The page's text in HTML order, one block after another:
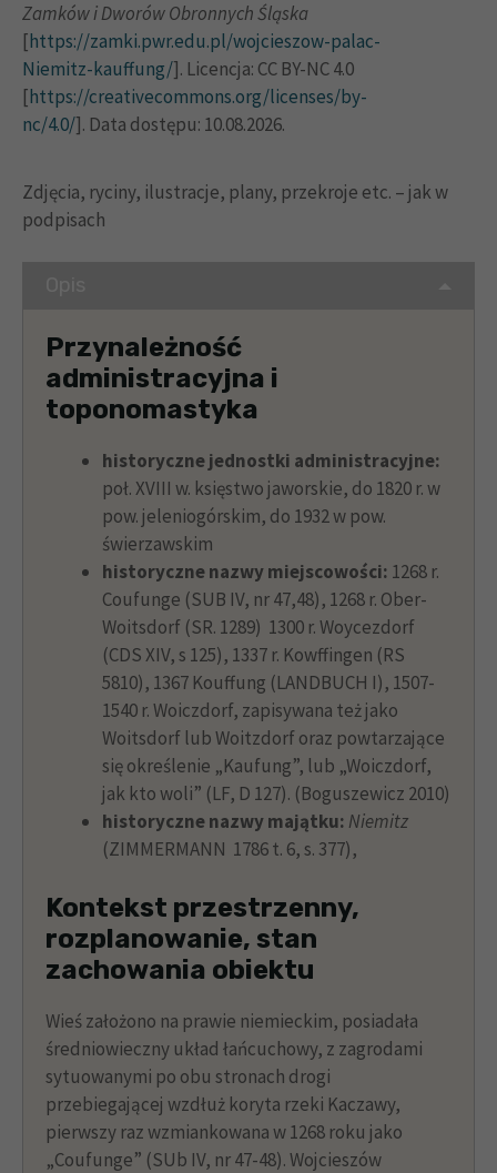
Zamków i Dworów Obronnych Śląska
[https://zamki.pwr.edu.pl/wojcieszow-palac-
Niemitz-kauffung/]. Licencja: CC BY-NC 4.0
[https://creativecommons.org/licenses/by-
nc/4.0/]. Data dostępu: 10.08.2026.
Zdjęcia, ryciny, ilustracje, plany, przekroje etc. – jak w
podpisach
Przynależność
administracyjna i
toponomastyka
historyczne jednostki administracyjne:
poł. XVIII w. księstwo jaworskie, do 1820 r. w
pow. jeleniogórskim, do 1932 w pow.
świerzawskim
historyczne nazwy miejscowości: 1268 r.
Coufunge (SUB IV, nr 47,48), 1268 r. Ober-
Woitsdorf (SR. 1289) 1300 r. Woycezdorf
(CDS XIV, s 125), 1337 r. Kowffingen (RS
5810), 1367 Kouffung (LANDBUCH I), 1507-
1540 r. Woiczdorf, zapisywana też jako
Woitsdorf lub Woitzdorf oraz powtarzające
się określenie „Kaufung”, lub „Woiczdorf,
jak kto woli” (LF, D 127). (Boguszewicz 2010)
historyczne nazwy majątku: Niemitz
(ZIMMERMANN 1786 t. 6, s. 377),
Kontekst przestrzenny,
rozplanowanie, stan
zachowania obiektu
Wieś założono na prawie niemieckim, posiadała
średniowieczny układ łańcuchowy, z zagrodami
sytuowanymi po obu stronach drogi
przebiegającej wzdłuż koryta rzeki Kaczawy,
pierwszy raz wzmiankowana w 1268 roku jako
„Coufunge” (SUb IV, nr 47-48). Wojcieszów